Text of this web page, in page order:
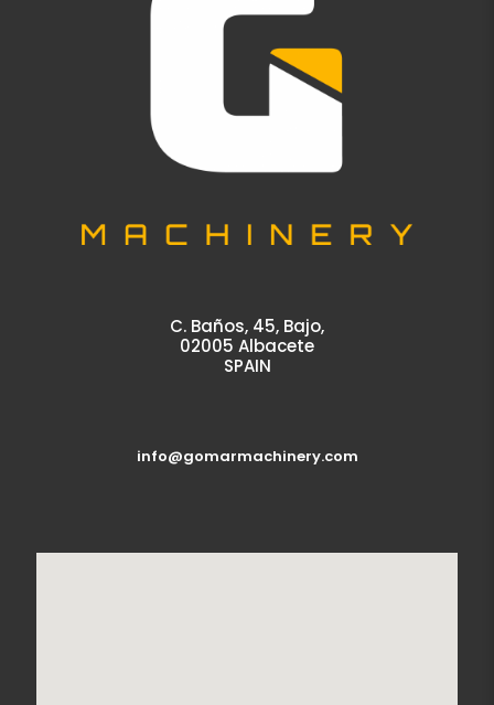
C. Baños, 45, Bajo,
02005 Albacete
SPAIN
info@gomarmachinery.com